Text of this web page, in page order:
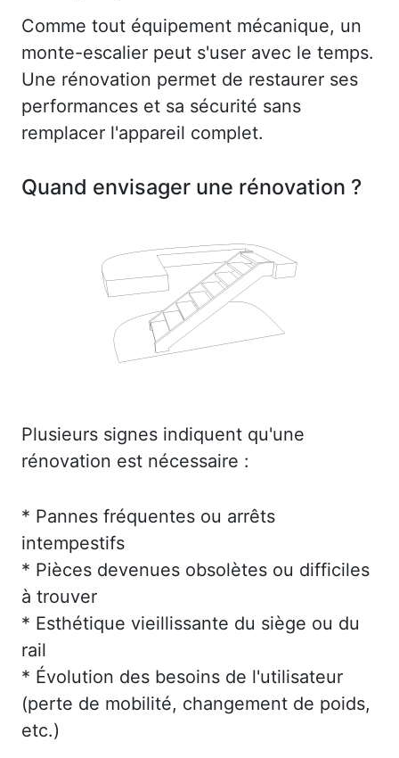
Comme tout équipement mécanique, un
monte-escalier peut s'user avec le temps.
Une rénovation permet de restaurer ses
performances et sa sécurité sans
remplacer l'appareil complet.
Quand envisager une rénovation ?
Plusieurs signes indiquent qu'une
rénovation est nécessaire :
* Pannes fréquentes ou arrêts
intempestifs
* Pièces devenues obsolètes ou difficiles
à trouver
* Esthétique vieillissante du siège ou du
rail
* Évolution des besoins de l'utilisateur
(perte de mobilité, changement de poids,
etc.)